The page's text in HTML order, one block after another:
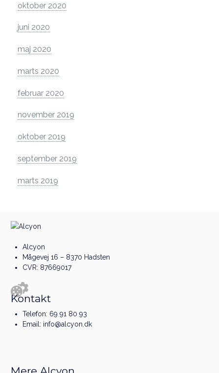
oktober 2020
juni 2020
maj 2020
marts 2020
februar 2020
november 2019
oktober 2019
september 2019
marts 2019
Alcyon
Mågevej 16 – 8370 Hadsten
CVR: 87669017
Kontakt
Telefon: 69 91 80 93
Email: info@alcyon.dk